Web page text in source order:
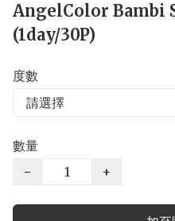
AngelColor Bambi
(1day/30P)
度數
數量
−
+